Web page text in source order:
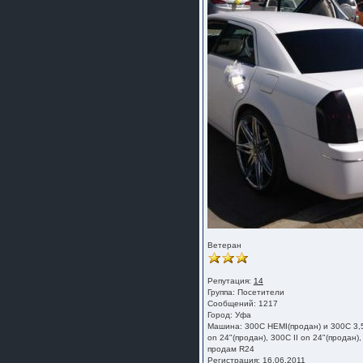
Ветеран
Репутация: 14
Группа: Посетители
Сообщений: 1217
Город: Уфа
Машина: 300C HEMI(продан) и 300С
on 24"(продан), 300С II on 24"(продан),
продам R24
Регистрация: 16.06.2011